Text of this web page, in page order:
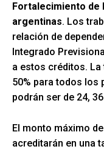
Fortalecimiento de
argentinas. Los
relación de
Integrado
a estos créditos. La
50% para todos los
podrán ser de 24,
El monto máximo
acreditarán en una